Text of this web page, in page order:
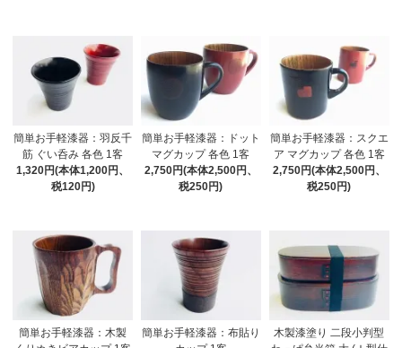
簡単お手軽漆器：羽反千
筋 ぐい呑み 各色 1客
1,320円(本体1,200円、
税120円)
簡単お手軽漆器：ドット
マグカップ 各色 1客
2,750円(本体2,500円、
税250円)
簡単お手軽漆器：スクエ
ア マグカップ 各色 1客
2,750円(本体2,500円、
税250円)
簡単お手軽漆器：木製
簡単お手軽漆器：布貼り
木製漆塗り 二段小判型